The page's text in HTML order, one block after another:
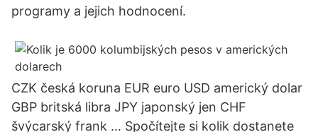
programy a jejich hodnocení.
CZK česká koruna EUR euro USD americký dolar
GBP britská libra JPY japonský jen CHF
švýcarský frank … Spočítejte si kolik dostanete